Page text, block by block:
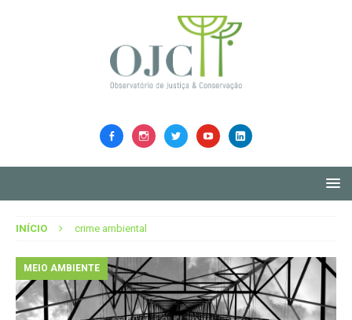
INÍCIO crime ambiental
MEIO AMBIENTE